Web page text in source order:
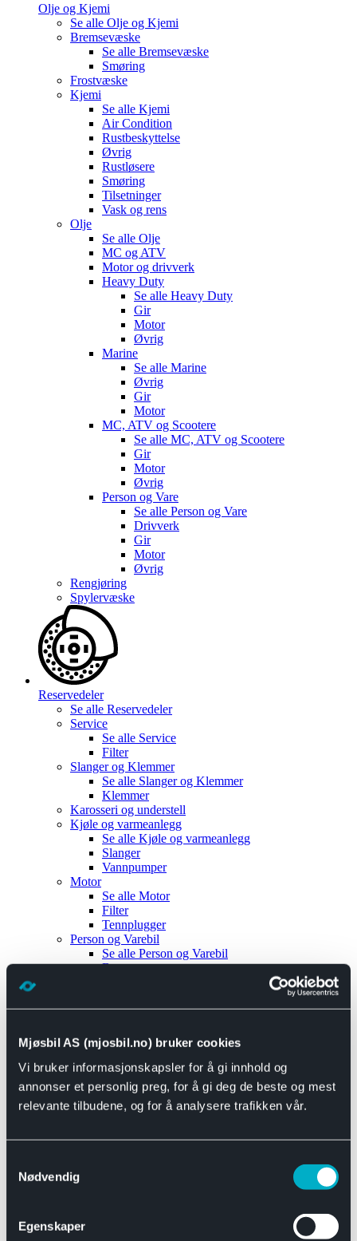
Mjøsbil AS (mjosbil.no) bruker cookies
Vi bruker informasjonskapsler for å gi innhold og
annonser et personlig preg, for å gi deg de beste og mest
relevante tilbudene, og for å analysere trafikken vår.
Nødvendig
Egenskaper
Olje og Kjemi
Se alle Olje og Kjemi
Bremsevæske
Se alle Bremsevæske
Smøring
Frostvæske
Kjemi
Se alle Kjemi
Air Condition
Rustbeskyttelse
Øvrig
Rustløsere
Smøring
Tilsetninger
Vask og rens
Olje
Se alle Olje
MC og ATV
Motor og drivverk
Heavy Duty
Se alle Heavy Duty
Gir
Motor
Øvrig
Marine
Se alle Marine
Øvrig
Gir
Motor
MC, ATV og Scootere
Se alle MC, ATV og Scootere
Gir
Motor
Øvrig
Person og Vare
Se alle Person og Vare
Drivverk
Gir
Motor
Øvrig
Rengjøring
Spylervæske
Reservedeler
Se alle Reservedeler
Service
Se alle Service
Filter
Slanger og Klemmer
Se alle Slanger og Klemmer
Klemmer
Karosseri og understell
Kjøle og varmeanlegg
Se alle Kjøle og varmeanlegg
Slanger
Vannpumper
Motor
Se alle Motor
Filter
Tennplugger
Person og Varebil
Se alle Person og Varebil
Brems
Motor og drivverk
Se alle Universal
Bremsedeler
Se alle Bremsedeler
Bremsenippler
Drivline og motor
Se alle Drivline og motor
Eksosanlegg